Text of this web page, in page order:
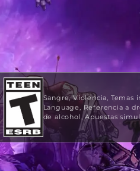
Sangre Violencia Temas
Language
Referencia a
de alcohol Apuestas